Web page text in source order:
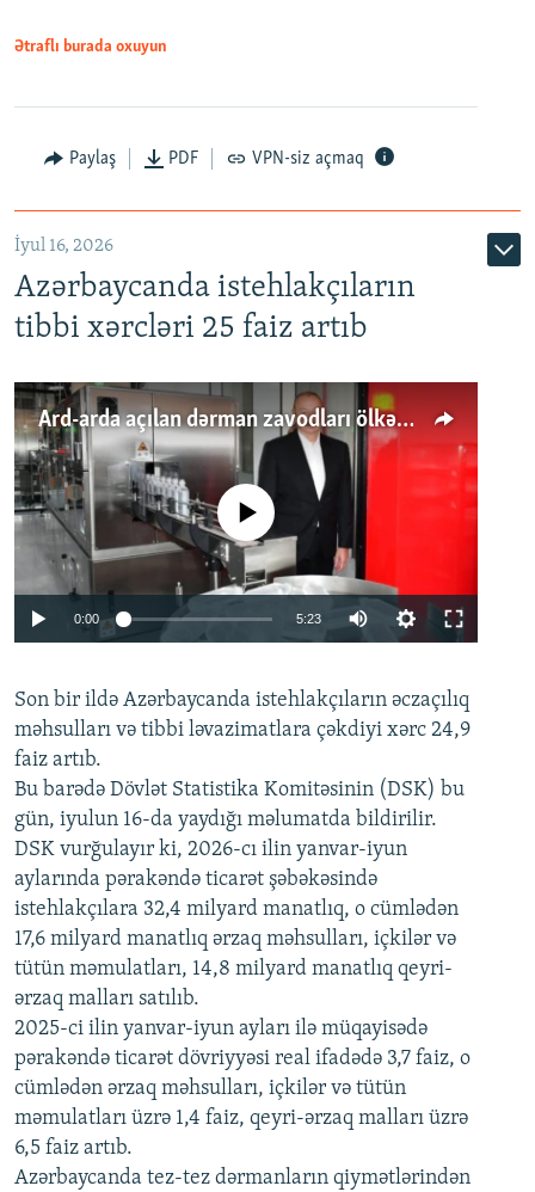
Ətraflı burada oxuyun
Paylaş PDF VPN-siz açmaq
İyul 16, 2026
Azərbaycanda istehlakçıların
tibbi xərcləri 25 faiz artıb
Ard-arda açılan dərman zavodları ölkənin tələbatını ödəyirmi?
Auto 240p 360p 480p
720p 1080p
No media source currently available
0:00 5:23
360p
480p
720p
1080p
Son bir ildə Azərbaycanda istehlakçıların əczaçılıq
məhsulları və tibbi ləvazimatlara çəkdiyi xərc 24,9
faiz artıb.
Bu barədə Dövlət Statistika Komitəsinin (DSK) bu
gün, iyulun 16-da yaydığı məlumatda bildirilir.
DSK vurğulayır ki, 2026-cı ilin yanvar-iyun
aylarında pərakəndə ticarət şəbəkəsində
istehlakçılara 32,4 milyard manatlıq, o cümlədən
17,6 milyard manatlıq ərzaq məhsulları, içkilər və
tütün məmulatları, 14,8 milyard manatlıq qeyri-
ərzaq malları satılıb.
2025-ci ilin yanvar-iyun ayları ilə müqayisədə
pərakəndə ticarət dövriyyəsi real ifadədə 3,7 faiz, o
cümlədən ərzaq məhsulları, içkilər və tütün
məmulatları üzrə 1,4 faiz, qeyri-ərzaq malları üzrə
6,5 faiz artıb.
Azərbaycanda tez-tez dərmanların qiymətlərindən